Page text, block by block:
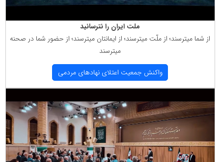
ملت ایران را نترسانید
از شما میترسند؛ از ملّت میترسند؛ از ایمانتان میترسند؛ از حضور شما در صحنه
میترسند
واكنش جمعیت اعتلای نهادهای مردمی